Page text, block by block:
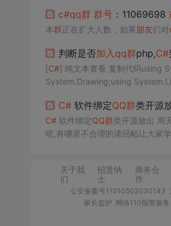
c#qq群 群号：11069698
本群正在扩大人数，如果 朋友们对
判断是否加入 qq群php,C#
[C#] 纯文本查看 复制代码using
System.Drawing;using
C#软件绑定QQ群类开源
C#软件绑定QQ群 类
关于我
们
招贤纳
士
商务合
作
公安备案号11010502030143
家长监护 网络110报警服务